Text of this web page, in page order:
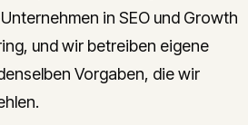
in SEO und Growth
und wir betreiben eigene
Vorgaben, die wir